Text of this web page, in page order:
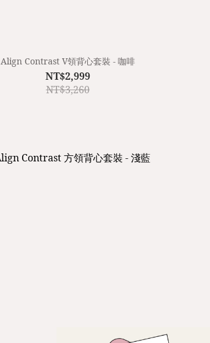
Align Contrast V領背心套裝 - 咖啡
NT$2,999
NT$3,260